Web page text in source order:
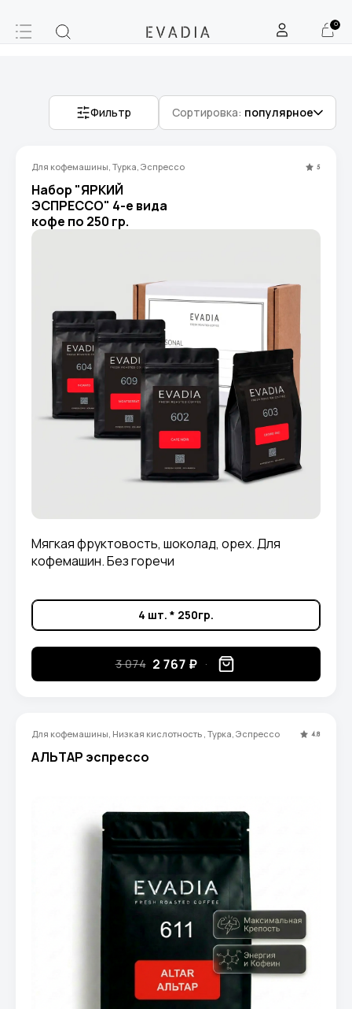
0
Фильтр Сортировка: популярное
Для кофемашины, Турка, Эспрессо 5
Набор "ЯРКИЙ
ЭСПРЕССО" 4-е вида
кофе по 250 гр.
Мягкая фруктовость, шоколад, орех. Для
кофемашин. Без горечи
4 шт. * 250гр.
3 074 2 767 ₽
Для кофемашины, Низкая кислотность , Турка, Эспрессо 4.8
АЛЬТАР эспрессо